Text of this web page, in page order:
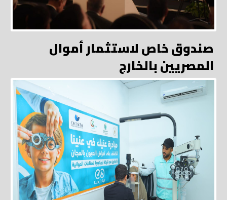
صندوق خاص لاستثمار أموال
المصريين بالخارج